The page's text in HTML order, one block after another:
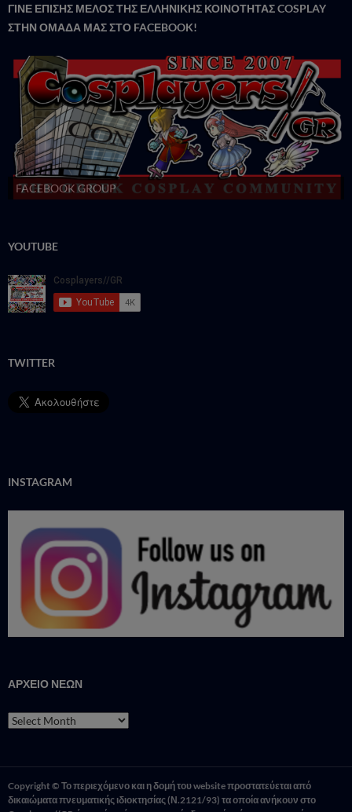
ΓΙΝΕ ΕΠΙΣΗΣ ΜΕΛΟΣ ΤΗΣ ΕΛΛΗΝΙΚΗΣ ΚΟΙΝΟΤΗΤΑΣ COSPLAY
ΣΤΗΝ ΟΜΑΔΑ ΜΑΣ ΣΤΟ FACΕBOOK!
FACEBOOK GROUP
YOUTUBE
TWITTER
INSTAGRAM
ΑΡΧΕΙΟ ΝΕΩΝ
ΑΡΧΕΙΟ
ΝΕΩΝ
Copyright © Το περιεχόμενο και η δομή του website προστατεύεται από
δικαιώματα πνευματικής ιδιοκτησίας (Ν.2121/93) τα οποία ανήκουν στο